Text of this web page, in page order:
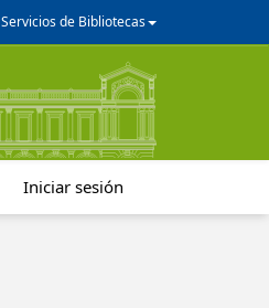
Servicios de Bibliotecas
Iniciar sesión